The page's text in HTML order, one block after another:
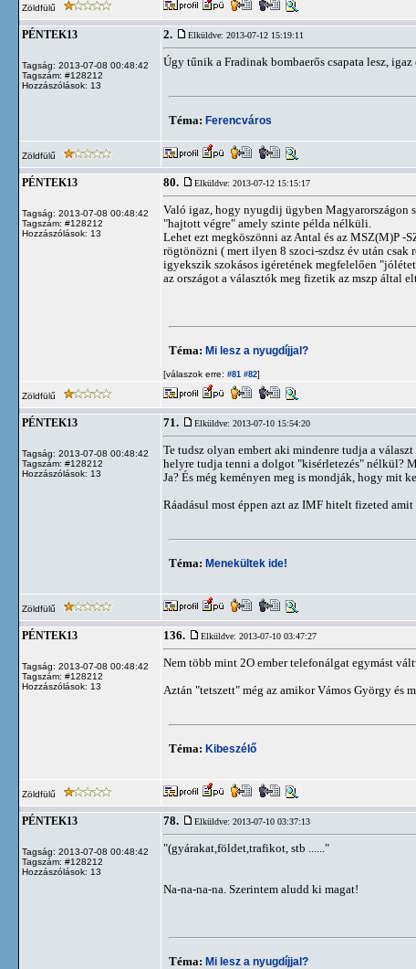
Zöldfülű
PÉNTEK13
Tagság: 2013-07-08 00:48:42
Tagszám: #128212
Hozzászólások: 13
2. Elküldve: 2013-07-12 15:19:11
Úgy tűnik a Fradinak bombaerős csapata lesz,
Téma: Ferencváros
Zöldfülű
PÉNTEK13
Tagság: 2013-07-08 00:48:42
Tagszám: #128212
Hozzászólások: 13
80. Elküldve: 2013-07-12 15:15:17
Való igaz, hogy nyugdij ügyben Magyarországon
"hajtott végre" amely szinte példa nélküli.
Lehet ezt megköszönni az Antal és az MSZ(M)P
rögtönözni ( mert ilyen 8 szoci-szdsz év után
igyekszik szokásos igéretének megfelelően
az országot a választók meg fizetik az mszp által
Téma: Mi lesz a nyugdíjjal?
[válaszok erre: #81 #82]
Zöldfülű
PÉNTEK13
Tagság: 2013-07-08 00:48:42
Tagszám: #128212
Hozzászólások: 13
71. Elküldve: 2013-07-10 15:54:20
Te tudsz olyan embert aki mindenre tudja a választ
helyre tudja tenni a dolgot "kisérletezés" nélkül?
Ja? És még keményen meg is mondják, hogy mit
Ráadásul most éppen azt az IMF hitelt fizeted
Téma: Menekültek ide!
Zöldfülű
PÉNTEK13
Tagság: 2013-07-08 00:48:42
Tagszám: #128212
Hozzászólások: 13
136. Elküldve: 2013-07-10 03:47:27
Nem több mint 2O ember telefonálgat egymást
Aztán "tetszett" még az amikor Vámos György és
Téma: Kibeszélő
Zöldfülű
PÉNTEK13
Tagság: 2013-07-08 00:48:42
Tagszám: #128212
Hozzászólások: 13
78. Elküldve: 2013-07-10 03:37:13
"(gyárakat,földet,trafikot, stb ......"
Na-na-na-na. Szerintem aludd ki magat!
Téma: Mi lesz a nyugdíjjal?